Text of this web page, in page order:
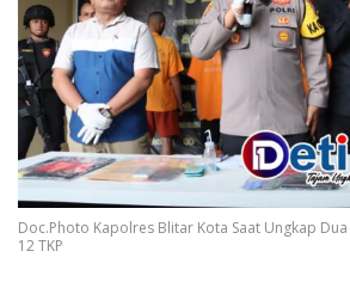
Doc.Photo Kapolres Blitar Kota Saat Ungkap
12 TKP